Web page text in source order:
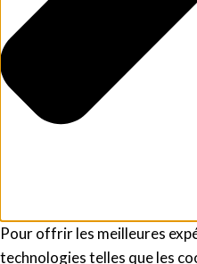
Pour offrir les meilleures
technologies telles que les